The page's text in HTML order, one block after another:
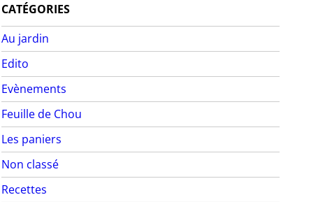
CATÉGORIES
Au jardin
Edito
Evènements
Feuille de Chou
Les paniers
Non classé
Recettes